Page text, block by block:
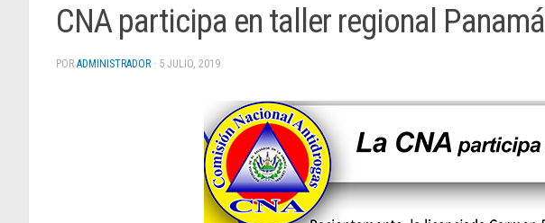
CNA participa en taller regional Panamá
POR ADMINISTRADOR · 5 JULIO, 2019